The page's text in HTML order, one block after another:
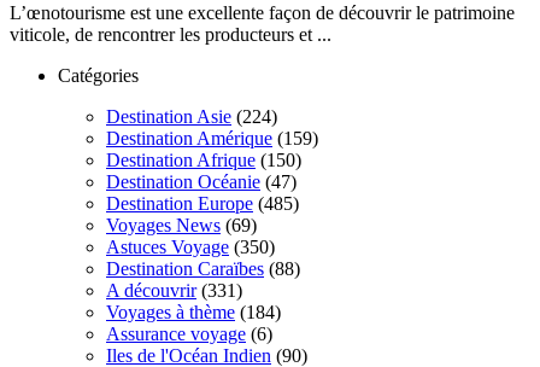
L’œnotourisme est une excellente façon de découvrir le patrimoine
viticole, de rencontrer les producteurs et ...
Catégories
Destination Asie (224)
Destination Amérique (159)
Destination Afrique (150)
Destination Océanie (47)
Destination Europe (485)
Voyages News (69)
Astuces Voyage (350)
Destination Caraïbes (88)
A découvrir(331)
Voyages à thème (184)
Assurance voyage (6)
Iles de l'Océan Indien (90)